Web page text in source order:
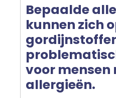
Bepaalde
kunnen zich
voor mensen
allergieën.